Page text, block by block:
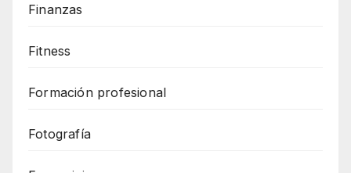
Finanzas
Fitness
Formación profesional
Fotografía